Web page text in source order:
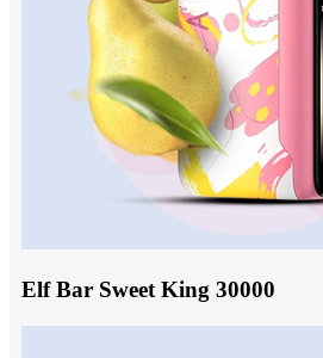
Elf Bar Sweet King 30000